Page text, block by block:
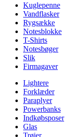
Kuglepenne
Vandflasker
Rygsække
Notesblokke
T-Shirts
Notesbøger
Slik
Firmagaver
Lightere
Forklæder
Paraplyer
Powerbanks
Indkøbsposer
Glas
Trøjer